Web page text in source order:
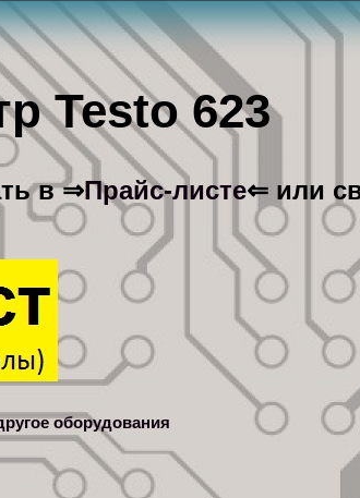
Testo 623
в ⇒Прайс-листе⇐ или
оборудования